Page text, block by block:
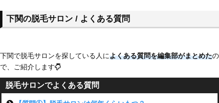
下関の脱毛サロン / よくある質問
下関で脱毛サロンを探している人によくある質問を編集部がまとめたの
で、ご紹介します
脱毛サロンでよくある質問